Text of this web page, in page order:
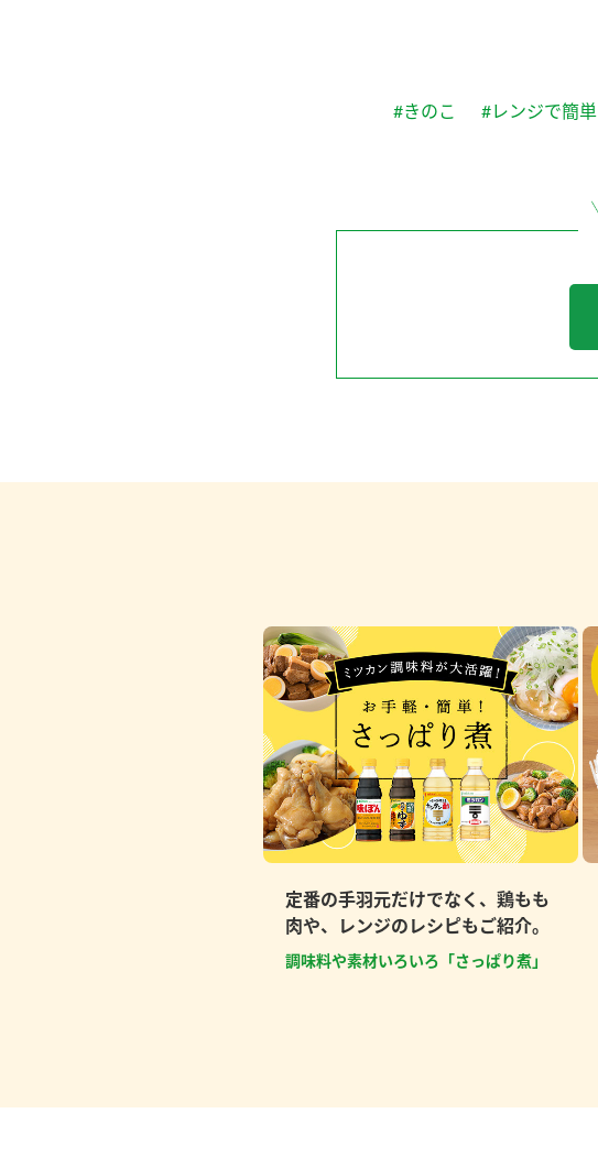
#きのこ #レンジで簡単
定番の手羽元だけでなく、鶏もも
肉や、レンジのレシピもご紹介。
調味料や素材いろいろ「さっぱり煮」